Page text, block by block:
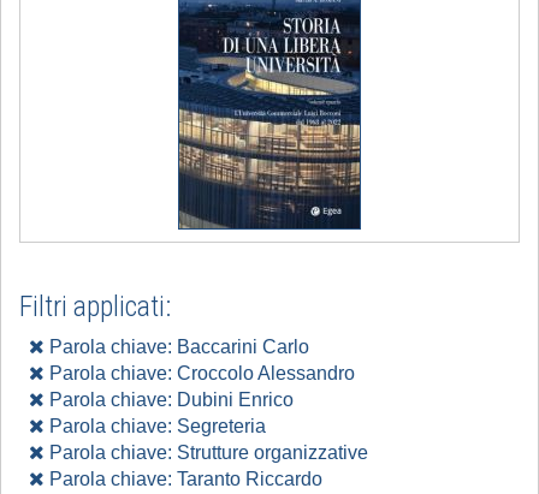
Filtri applicati:
Parola chiave: Baccarini Carlo
Parola chiave: Croccolo Alessandro
Parola chiave: Dubini Enrico
Parola chiave: Segreteria
Parola chiave: Strutture organizzative
Parola chiave: Taranto Riccardo